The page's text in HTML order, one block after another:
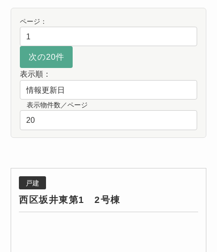
ページ：
表示順：
表示物件数／ページ
戸建
西区坂井東第1 2号棟